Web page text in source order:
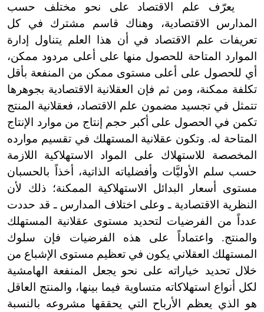
يعرّف علم الاقتصاد على نحو مختلف حسب
المدارس الاقتصادية، وهناك قاسم مشترك في كل
تعريفات علم الاقتصاد في أن هذا العلم يتناول إدارة
الموارد المتاحة للحصول منها على أعلى مردود ممكن،
أي للحصول على أعلى مستوى ممكن من المنفعة بأقل
تكلفة ممكنة، ومن ثم فإن العقلانية الاقتصادية بجوهرها
تتمثل في تجسيد مضمون علم الاقتصاد، فعقلانية المنتج
تكمن في الحصول على أكبر حجم إنتاج من موارد الإنتاج
المتاحة له. وتكون عقلانية المستهلك في تقسيم موارده
المخصصة للاستهلاك على المواد الاستهلاكية اللازمة
حسب سلم الأوليَّات وأفضلياته الذاتية، أخذاً بالحسبان
مستوى أسعار البدائل الاستهلاكية الممكنة؛ ذلك لأن
النظرية الاقتصادية ـ وعلى اختلاف المدارس ـ قد حددت
عدداً من الفرضيات لتحديد مستوى عقلانية المستهلك
والمنتج. واعتماداً على هذه الفرضيات فإن سلوك
المستهلك العقلاني يكون في تعظيم مستوى الإشباع من
خلال تحديد خياراته على نحو يجعل المنفعة الهامشية
لكل أنواع استهلاكاته متساوية فيما بينها، والمنتج العاقل
هو الذي يعظم الأرباح التي يحققها مشروعه بالنسبة